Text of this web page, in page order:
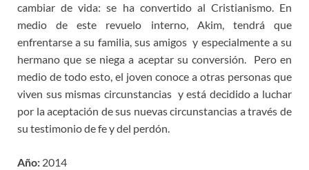
cambiar de vida: se ha convertido al Cristianismo. En
medio de este revuelo interno, Akim, tendrá que
enfrentarse a su familia, sus amigos y especialmente a su
hermano que se niega a aceptar su conversión. Pero en
medio de todo esto, el joven conoce a otras personas que
viven sus mismas circunstancias y está decidido a luchar
por la aceptación de sus nuevas circunstancias a través de
su testimonio de fe y del perdón.
Año: 2014